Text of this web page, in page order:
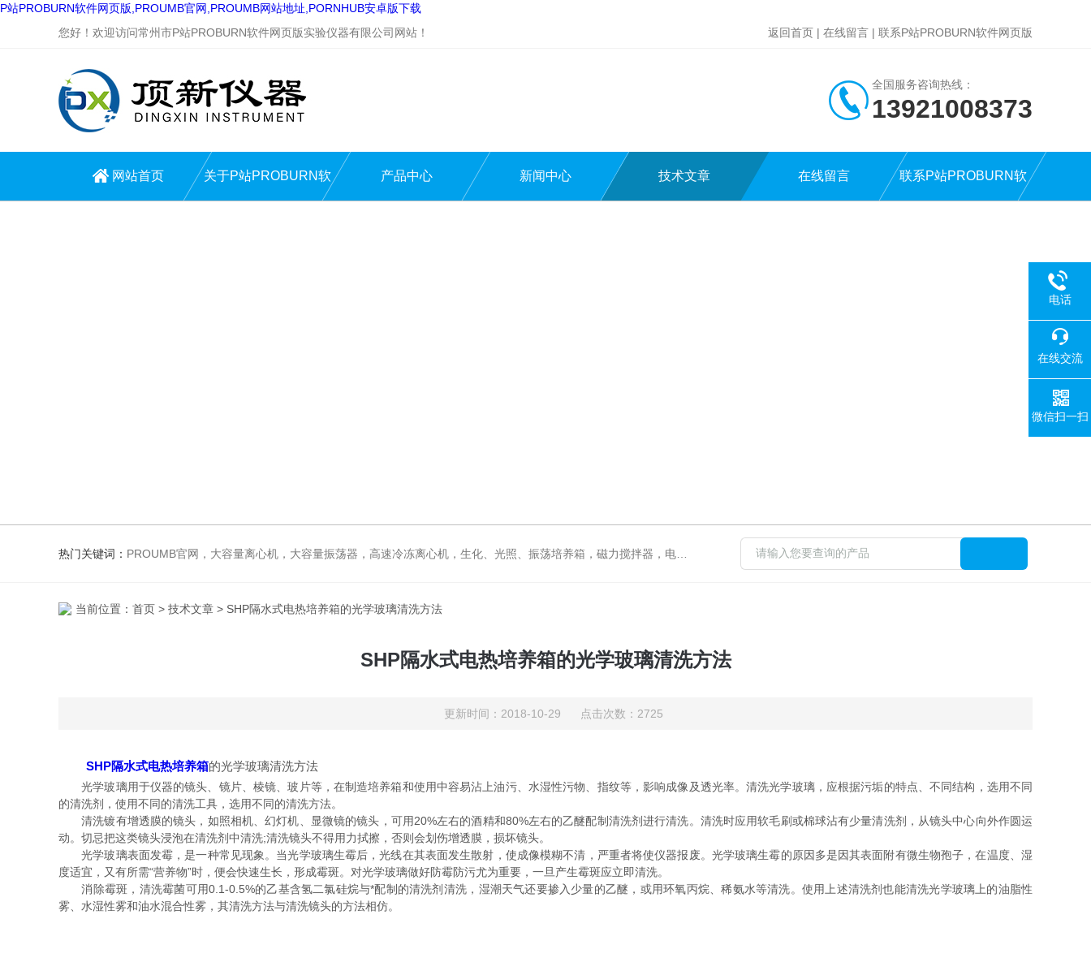
P站PROBURN软件网页版,PROUMB官网,PROUMB网站地址,PORNHUB安卓版下载
您好！欢迎访问常州市P站PROBURN软件网页版实验仪器有限公司网站！
返回首页 | 在线留言 | 联系P站PROBURN软件网页版
全国服务咨询热线：
13921008373
网站首页 关于P站PROBURN软 产品中心 新闻中心 技术文章 在线留言 联系P站PROBURN软
热门关键词： PROUMB官网，大容量离心机，大容量振荡器，高速冷冻离心机，生化、光照、振荡培养箱，磁力搅拌器，电动搅拌器，大功率电动搅拌器，强力恒速电动搅拌器，水浴锅，油浴锅，油浴，石英亚沸蒸馏水器，箱式电阻炉，不锈钢真空干燥箱
当前位置： 首页 > 技术文章 > SHP隔水式电热培养箱的光学玻璃清洗方法
SHP隔水式电热培养箱的光学玻璃清洗方法
更新时间：2018-10-29 点击次数：2725
SHP隔水式电热培养箱的光学玻璃清洗方法
光学玻璃用于仪器的镜头、镜片、棱镜、玻片等，在制造培养箱和使用中容易沾上油污、水湿性污物、指纹等，影响成像及透光率。清洗光学玻璃，应根据污垢的特点、不同结构，选用不同
的清洗剂，使用不同的清洗工具，选用不同的清洗方法。
清洗镀有增透膜的镜头，如照相机、幻灯机、显微镜的镜头，可用20%左右的酒精和80%左右的乙醚配制清洗剂进行清洗。清洗时应用软毛刷或棉球沾有少量清洗剂，从镜头中心向外作圆运
动。切忌把这类镜头浸泡在清洗剂中清洗;清洗镜头不得用力拭擦，否则会划伤增透膜，损坏镜头。
光学玻璃表面发霉，是一种常见现象。当光学玻璃生霉后，光线在其表面发生散射，使成像模糊不清，严重者将使仪器报废。光学玻璃生霉的原因多是因其表面附有微生物孢子，在温度、湿
度适宜，又有所需“营养物”时，便会快速生长，形成霉斑。对光学玻璃做好防霉防污尤为重要，一旦产生霉斑应立即清洗。
消除霉斑，清洗霉菌可用0.1-0.5%的乙基含氢二氯硅烷与*配制的清洗剂清洗，湿潮天气还要掺入少量的乙醚，或用环氧丙烷、稀氨水等清洗。使用上述清洗剂也能清洗光学玻璃上的油脂性
雾、水湿性雾和油水混合性雾，其清洗方法与清洗镜头的方法相仿。
电话
在线交流
微信扫一扫